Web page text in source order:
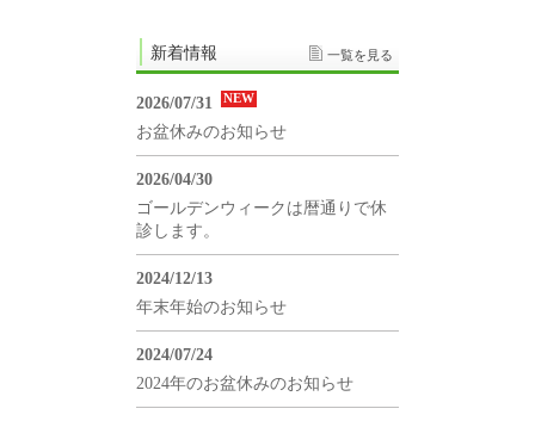
新着情報 一覧を見る
2026/07/31 NEW
お盆休みのお知らせ
2026/04/30
ゴールデンウィークは暦通りで休
診します。
2024/12/13
年末年始のお知らせ
2024/07/24
2024年のお盆休みのお知らせ